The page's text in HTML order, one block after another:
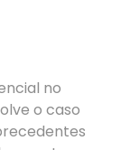
no
o caso